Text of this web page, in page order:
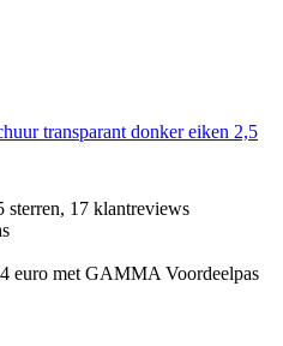
transparant donker eiken 2,5
sterren, 17 klantreviews
euro met GAMMA Voordeelpas